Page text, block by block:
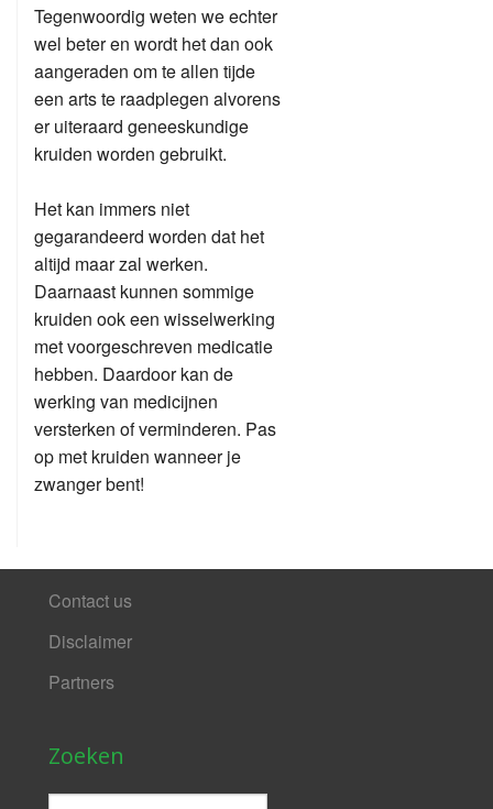
Tegenwoordig weten we echter
wel beter en wordt het dan ook
aangeraden om te allen tijde
een arts te raadplegen alvorens
er uiteraard geneeskundige
kruiden worden gebruikt.
Het kan immers niet
gegarandeerd worden dat het
altijd maar zal werken.
Daarnaast kunnen sommige
kruiden ook een wisselwerking
met voorgeschreven medicatie
hebben. Daardoor kan de
werking van medicijnen
versterken of verminderen. Pas
op met kruiden wanneer je
zwanger bent!
Contact us
Disclaimer
Partners
Zoeken